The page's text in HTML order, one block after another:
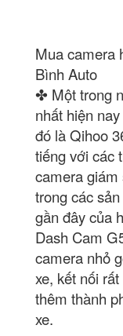
Mua camera
Bình Auto
✤ Một trong
nhất hiện
đó là Qihoo
tiếng với các
camera
trong các
gần đây của
Dash Cam
camera nhỏ
xe, kết nối
thêm thành
xe.